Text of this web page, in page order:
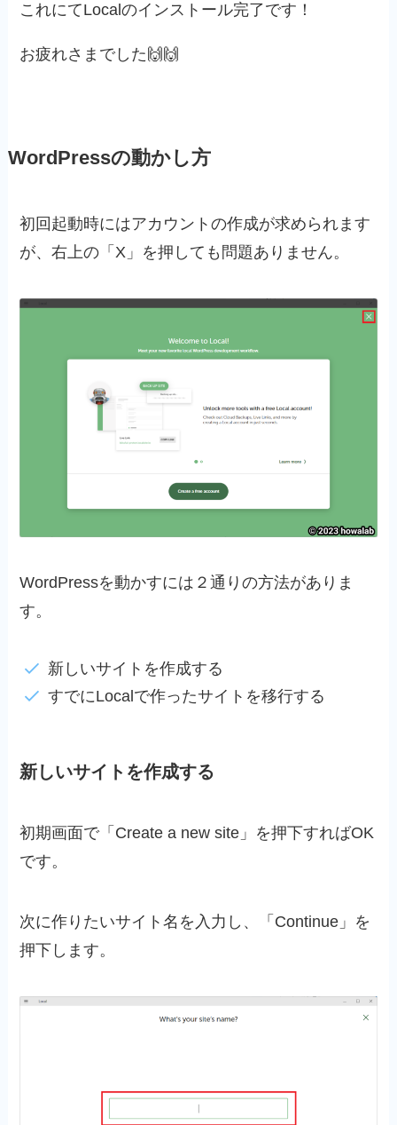
これにてLocalのインストール完了です！
お疲れさまでした🙌🙌
WordPressの動かし方
初回起動時にはアカウントの作成が求められます
が、右上の「X」を押しても問題ありません。
WordPressを動かすには２通りの方法がありま
す。
新しいサイトを作成する
すでにLocalで作ったサイトを移行する
新しいサイトを作成する
初期画面で「Create a new site」を押下すればOK
です。
次に作りたいサイト名を入力し、「Continue」を
押下します。